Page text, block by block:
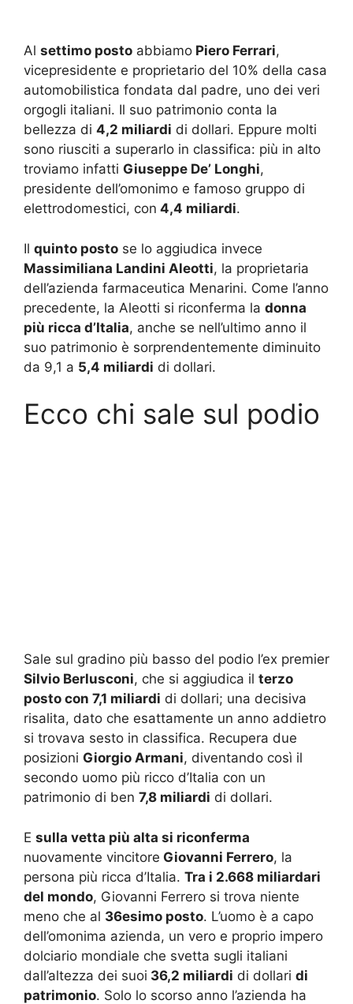
Al settimo posto abbiamo Piero Ferrari,
vicepresidente e proprietario del 10% della casa
automobilistica fondata dal padre, uno dei veri
orgogli italiani. Il suo patrimonio conta la
bellezza di 4,2 miliardi di dollari. Eppure molti
sono riusciti a superarlo in classifica: più in alto
troviamo infatti Giuseppe De’ Longhi,
presidente dell’omonimo e famoso gruppo di
elettrodomestici, con 4,4 miliardi.
Il quinto posto se lo aggiudica invece
Massimiliana Landini Aleotti, la proprietaria
dell’azienda farmaceutica Menarini. Come l’anno
precedente, la Aleotti si riconferma la donna
più ricca d’Italia, anche se nell’ultimo anno il
suo patrimonio è sorprendentemente diminuito
da 9,1 a 5,4 miliardi di dollari.
Ecco chi sale sul podio
Sale sul gradino più basso del podio l’ex premier
Silvio Berlusconi, che si aggiudica il terzo
posto con 7,1 miliardi di dollari; una decisiva
risalita, dato che esattamente un anno addietro
si trovava sesto in classifica. Recupera due
posizioni Giorgio Armani, diventando così il
secondo uomo più ricco d’Italia con un
patrimonio di ben 7,8 miliardi di dollari.
E sulla vetta più alta si riconferma
nuovamente vincitore Giovanni Ferrero, la
persona più ricca d’Italia. Tra i 2.668 miliardari
del mondo, Giovanni Ferrero si trova niente
meno che al 36esimo posto. L’uomo è a capo
dell’omonima azienda, un vero e proprio impero
dolciario mondiale che svetta sugli italiani
dall’altezza dei suoi 36,2 miliardi di dollari di
patrimonio. Solo lo scorso anno l’azienda ha